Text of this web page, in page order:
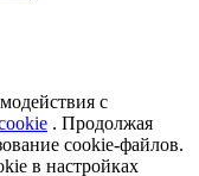
с
. Продолжая
cookie-файлов.
в настройках